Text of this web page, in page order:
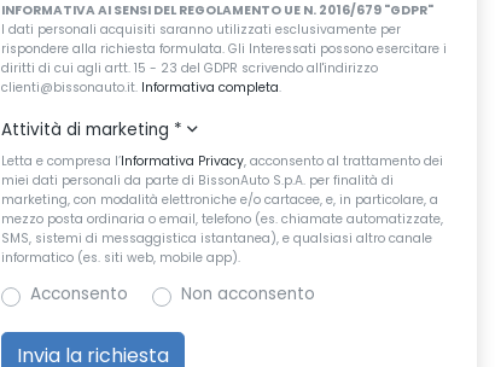
INFORMATIVA AI SENSI DEL REGOLAMENTO UE N. 2016/679 "GDPR"
I dati personali acquisiti saranno utilizzati esclusivamente per
rispondere alla richiesta formulata. Gli Interessati possono esercitare i
diritti di cui agli artt. 15 - 23 del GDPR scrivendo all'indirizzo
clienti@bissonauto.it. Informativa completa.
Attività di marketing *
Letta e compresa l’Informativa Privacy, acconsento al trattamento dei
miei dati personali da parte di BissonAuto S.p.A. per finalità di
marketing, con modalità elettroniche e/o cartacee, e, in particolare, a
mezzo posta ordinaria o email, telefono (es. chiamate automatizzate,
SMS, sistemi di messaggistica istantanea), e qualsiasi altro canale
informatico (es. siti web, mobile app).
Acconsento Non acconsento